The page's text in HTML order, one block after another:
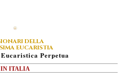
DELLA
EUCARISTIA
EUcaristica PErpetua
IN ITALIA